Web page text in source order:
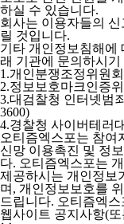
하실 수 있습니다.
회사는 이용자들의
릴 것입니다.
기타 개인정보침해에
래 기관에 문의하시기
1.개인분쟁조정위원
2.정보보호마크인증
3.대검찰청 인터넷범
3600)
4.경찰청 사이버테러
오티즘엑스포는 참여
신망 이용촉진 및 정
다. 오티즘엑스포는
제공하시는 개인정보
며, 개인정보보호를
드립니다. 오티즘엑
웹사이트 공지사항(